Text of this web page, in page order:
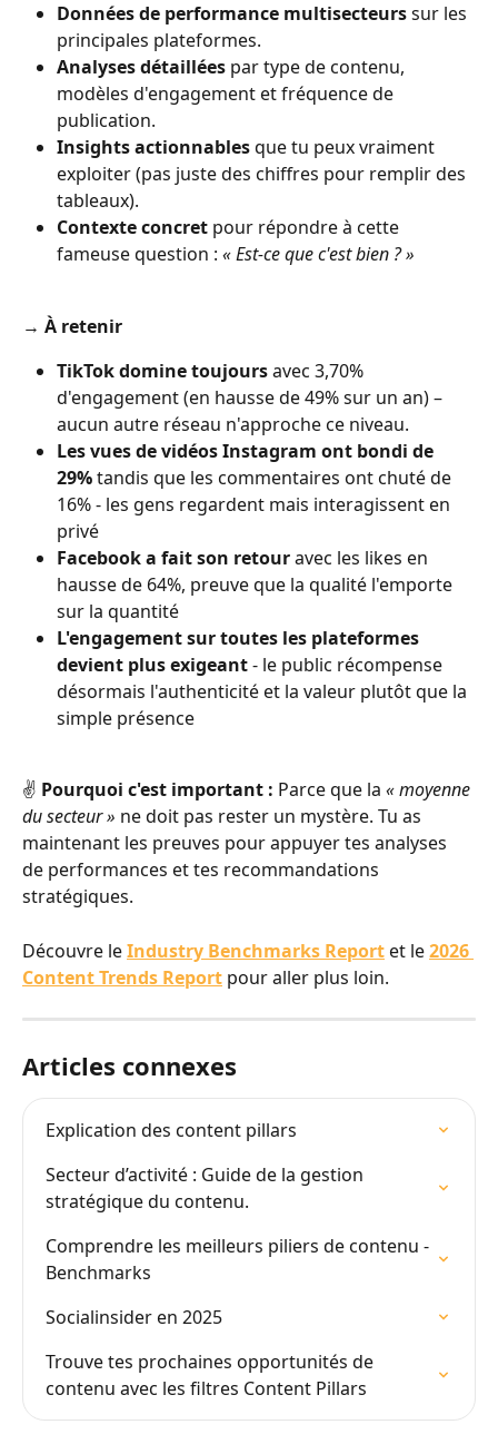
Données de performance multisecteurs sur les
principales plateformes.
Analyses détaillées par type de contenu,
modèles d'engagement et fréquence de
publication.
Insights actionnables que tu peux vraiment
exploiter (pas juste des chiffres pour remplir des
tableaux).
Contexte concret pour répondre à cette
fameuse question : « Est-ce que c'est bien ? »
→ À retenir
TikTok domine toujours avec 3,70%
d'engagement (en hausse de 49% sur un an) –
aucun autre réseau n'approche ce niveau.
Les vues de vidéos Instagram ont bondi de
29% tandis que les commentaires ont chuté de
16% - les gens regardent mais interagissent en
privé
Facebook a fait son retour avec les likes en
hausse de 64%, preuve que la qualité l'emporte
sur la quantité
L'engagement sur toutes les plateformes
devient plus exigeant - le public récompense
désormais l'authenticité et la valeur plutôt que la
simple présence
✌️ Pourquoi c'est important : Parce que la « moyenne
du secteur » ne doit pas rester un mystère. Tu as
maintenant les preuves pour appuyer tes analyses
de performances et tes recommandations
stratégiques.
Découvre le Industry Benchmarks Report et le 2026
Content Trends Report pour aller plus loin.
Articles connexes
Explication des content pillars
Secteur d’activité : Guide de la gestion
stratégique du contenu.
Comprendre les meilleurs piliers de contenu -
Benchmarks
Socialinsider en 2025
Trouve tes prochaines opportunités de
contenu avec les filtres Content Pillars